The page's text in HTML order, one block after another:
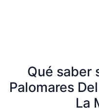
Qué saber
Palomares
La